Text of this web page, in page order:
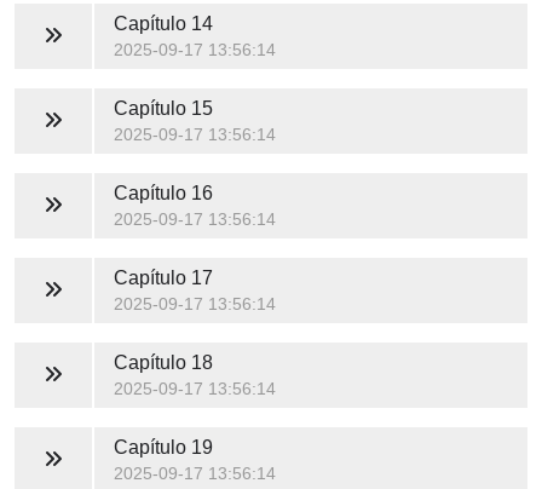
Capítulo 14
2025-09-17 13:56:14
Capítulo 15
2025-09-17 13:56:14
Capítulo 16
2025-09-17 13:56:14
Capítulo 17
2025-09-17 13:56:14
Capítulo 18
2025-09-17 13:56:14
Capítulo 19
2025-09-17 13:56:14